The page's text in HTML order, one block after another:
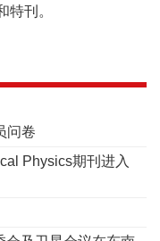
特刊。
问卷
Physics期刊进入